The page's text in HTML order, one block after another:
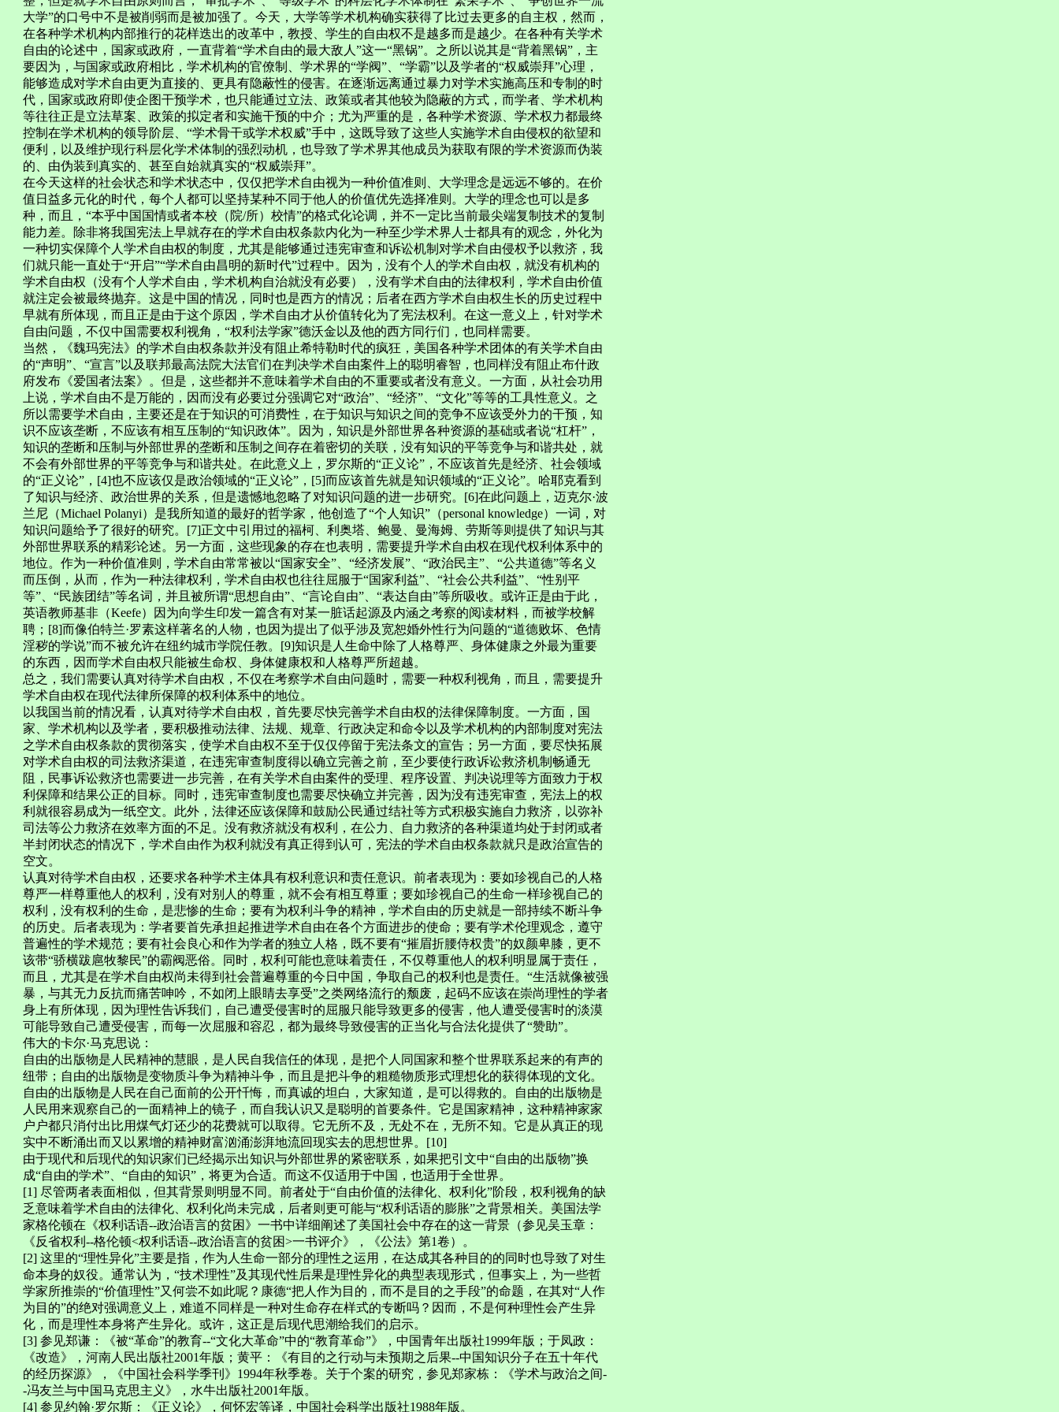
大学”的口号中不是被削弱而是被加强了。今天，大学等学术机构确实获得了比过去更多的自主权，然而，
在各种学术机构内部推行的花样迭出的改革中，教授、学生的自由权不是越多而是越少。在各种有关学术
自由的论述中，国家或政府，一直背着“学术自由的最大敌人”这一“黑锅”。之所以说其是“背着黑锅”，主
要因为，与国家或政府相比，学术机构的官僚制、学术界的“学阀”、“学霸”以及学者的“权威崇拜”心理，
能够造成对学术自由更为直接的、更具有隐蔽性的侵害。在逐渐远离通过暴力对学术实施高压和专制的时
代，国家或政府即使企图干预学术，也只能通过立法、政策或者其他较为隐蔽的方式，而学者、学术机构
等往往正是立法草案、政策的拟定者和实施干预的中介；尤为严重的是，各种学术资源、学术权力都最终
控制在学术机构的领导阶层、“学术骨干或学术权威”手中，这既导致了这些人实施学术自由侵权的欲望和
便利，以及维护现行科层化学术体制的强烈动机，也导致了学术界其他成员为获取有限的学术资源而伪装
的、由伪装到真实的、甚至自始就真实的“权威崇拜”。
在今天这样的社会状态和学术状态中，仅仅把学术自由视为一种价值准则、大学理念是远远不够的。在价
值日益多元化的时代，每个人都可以坚持某种不同于他人的价值优先选择准则。大学的理念也可以是多
种，而且，“本乎中国国情或者本校（院/所）校情”的格式化论调，并不一定比当前最尖端复制技术的复制
能力差。除非将我国宪法上早就存在的学术自由权条款内化为一种至少学术界人士都具有的观念，外化为
一种切实保障个人学术自由权的制度，尤其是能够通过违宪审查和诉讼机制对学术自由侵权予以救济，我
们就只能一直处于“开启”“学术自由昌明的新时代”过程中。因为，没有个人的学术自由权，就没有机构的
学术自由权（没有个人学术自由，学术机构自治就没有必要），没有学术自由的法律权利，学术自由价值
就注定会被最终抛弃。这是中国的情况，同时也是西方的情况；后者在西方学术自由权生长的历史过程中
早就有所体现，而且正是由于这个原因，学术自由才从价值转化为了宪法权利。在这一意义上，针对学术
自由问题，不仅中国需要权利视角，“权利法学家”德沃金以及他的西方同行们，也同样需要。
当然，《魏玛宪法》的学术自由权条款并没有阻止希特勒时代的疯狂，美国各种学术团体的有关学术自由
的“声明”、“宣言”以及联邦最高法院大法官们在判决学术自由案件上的聪明睿智，也同样没有阻止布什政
府发布《爱国者法案》。但是，这些都并不意味着学术自由的不重要或者没有意义。一方面，从社会功用
上说，学术自由不是万能的，因而没有必要过分强调它对“政治”、“经济”、“文化”等等的工具性意义。之
所以需要学术自由，主要还是在于知识的可消费性，在于知识与知识之间的竞争不应该受外力的干预，知
识不应该垄断，不应该有相互压制的“知识政体”。因为，知识是外部世界各种资源的基础或者说“杠杆”，
知识的垄断和压制与外部世界的垄断和压制之间存在着密切的关联，没有知识的平等竞争与和谐共处，就
不会有外部世界的平等竞争与和谐共处。在此意义上，罗尔斯的“正义论”，不应该首先是经济、社会领域
的“正义论”，[4]也不应该仅是政治领域的“正义论”，[5]而应该首先就是知识领域的“正义论”。哈耶克看到
了知识与经济、政治世界的关系，但是遗憾地忽略了对知识问题的进一步研究。[6]在此问题上，迈克尔·波
兰尼（Michael Polanyi）是我所知道的最好的哲学家，他创造了“个人知识”（personal knowledge）一词，对
知识问题给予了很好的研究。[7]正文中引用过的福柯、利奥塔、鲍曼、曼海姆、劳斯等则提供了知识与其
外部世界联系的精彩论述。另一方面，这些现象的存在也表明，需要提升学术自由权在现代权利体系中的
地位。作为一种价值准则，学术自由常常被以“国家安全”、“经济发展”、“政治民主”、“公共道德”等名义
而压倒，从而，作为一种法律权利，学术自由权也往往屈服于“国家利益”、“社会公共利益”、“性别平
等”、“民族团结”等名词，并且被所谓“思想自由”、“言论自由”、“表达自由”等所吸收。或许正是由于此，
英语教师基非（Keefe）因为向学生印发一篇含有对某一脏话起源及内涵之考察的阅读材料，而被学校解
聘；[8]而像伯特兰·罗素这样著名的人物，也因为提出了似乎涉及宽恕婚外性行为问题的“道德败坏、色情
淫秽的学说”而不被允许在纽约城市学院任教。[9]知识是人生命中除了人格尊严、身体健康之外最为重要
的东西，因而学术自由权只能被生命权、身体健康权和人格尊严所超越。
总之，我们需要认真对待学术自由权，不仅在考察学术自由问题时，需要一种权利视角，而且，需要提升
学术自由权在现代法律所保障的权利体系中的地位。
以我国当前的情况看，认真对待学术自由权，首先要尽快完善学术自由权的法律保障制度。一方面，国
家、学术机构以及学者，要积极推动法律、法规、规章、行政决定和命令以及学术机构的内部制度对宪法
之学术自由权条款的贯彻落实，使学术自由权不至于仅仅停留于宪法条文的宣告；另一方面，要尽快拓展
对学术自由权的司法救济渠道，在违宪审查制度得以确立完善之前，至少要使行政诉讼救济机制畅通无
阻，民事诉讼救济也需要进一步完善，在有关学术自由案件的受理、程序设置、判决说理等方面致力于权
利保障和结果公正的目标。同时，违宪审查制度也需要尽快确立并完善，因为没有违宪审查，宪法上的权
利就很容易成为一纸空文。此外，法律还应该保障和鼓励公民通过结社等方式积极实施自力救济，以弥补
司法等公力救济在效率方面的不足。没有救济就没有权利，在公力、自力救济的各种渠道均处于封闭或者
半封闭状态的情况下，学术自由作为权利就没有真正得到认可，宪法的学术自由权条款就只是政治宣告的
空文。
认真对待学术自由权，还要求各种学术主体具有权利意识和责任意识。前者表现为：要如珍视自己的人格
尊严一样尊重他人的权利，没有对别人的尊重，就不会有相互尊重；要如珍视自己的生命一样珍视自己的
权利，没有权利的生命，是悲惨的生命；要有为权利斗争的精神，学术自由的历史就是一部持续不断斗争
的历史。后者表现为：学者要首先承担起推进学术自由在各个方面进步的使命；要有学术伦理观念，遵守
普遍性的学术规范；要有社会良心和作为学者的独立人格，既不要有“摧眉折腰侍权贵”的奴颜卑膝，更不
该带“骄横跋扈牧黎民”的霸阀恶俗。同时，权利可能也意味着责任，不仅尊重他人的权利明显属于责任，
而且，尤其是在学术自由权尚未得到社会普遍尊重的今日中国，争取自己的权利也是责任。“生活就像被强
暴，与其无力反抗而痛苦呻吟，不如闭上眼睛去享受”之类网络流行的颓废，起码不应该在崇尚理性的学者
身上有所体现，因为理性告诉我们，自己遭受侵害时的屈服只能导致更多的侵害，他人遭受侵害时的淡漠
可能导致自己遭受侵害，而每一次屈服和容忍，都为最终导致侵害的正当化与合法化提供了“赞助”。
伟大的卡尔·马克思说：
自由的出版物是人民精神的慧眼，是人民自我信任的体现，是把个人同国家和整个世界联系起来的有声的
纽带；自由的出版物是变物质斗争为精神斗争，而且是把斗争的粗糙物质形式理想化的获得体现的文化。
自由的出版物是人民在自己面前的公开忏悔，而真诚的坦白，大家知道，是可以得救的。自由的出版物是
人民用来观察自己的一面精神上的镜子，而自我认识又是聪明的首要条件。它是国家精神，这种精神家家
户户都只消付出比用煤气灯还少的花费就可以取得。它无所不及，无处不在，无所不知。它是从真正的现
实中不断涌出而又以累增的精神财富汹涌澎湃地流回现实去的思想世界。[10]
由于现代和后现代的知识家们已经揭示出知识与外部世界的紧密联系，如果把引文中“自由的出版物”换
成“自由的学术”、“自由的知识”，将更为合适。而这不仅适用于中国，也适用于全世界。
[1] 尽管两者表面相似，但其背景则明显不同。前者处于“自由价值的法律化、权利化”阶段，权利视角的缺
乏意味着学术自由的法律化、权利化尚未完成，后者则更可能与“权利话语的膨胀”之背景相关。美国法学
家格伦顿在《权利话语--政治语言的贫困》一书中详细阐述了美国社会中存在的这一背景（参见吴玉章：
《反省权利--格伦顿<权利话语--政治语言的贫困>一书评介》，《公法》第1卷）。
[2] 这里的“理性异化”主要是指，作为人生命一部分的理性之运用，在达成其各种目的的同时也导致了对生
命本身的奴役。通常认为，“技术理性”及其现代性后果是理性异化的典型表现形式，但事实上，为一些哲
学家所推崇的“价值理性”又何尝不如此呢？康德“把人作为目的，而不是目的之手段”的命题，在其对“人作
为目的”的绝对强调意义上，难道不同样是一种对生命存在样式的专断吗？因而，不是何种理性会产生异
化，而是理性本身将产生异化。或许，这正是后现代思潮给我们的启示。
[3] 参见郑谦：《被“革命”的教育--“文化大革命”中的“教育革命”》，中国青年出版社1999年版；于凤政：
《改造》，河南人民出版社2001年版；黄平：《有目的之行动与未预期之后果--中国知识分子在五十年代
的经历探源》，《中国社会科学季刊》1994年秋季卷。关于个案的研究，参见郑家栋：《学术与政治之间-
-冯友兰与中国马克思主义》，水牛出版社2001年版。
[4] 参见约翰·罗尔斯：《正义论》，何怀宏等译，中国社会科学出版社1988年版。